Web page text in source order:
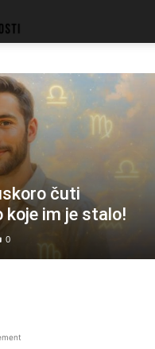
čuti
koje im je stalo!
0